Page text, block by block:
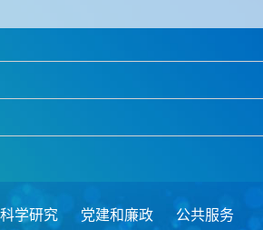
科学研究 党建和廉政 公共服务